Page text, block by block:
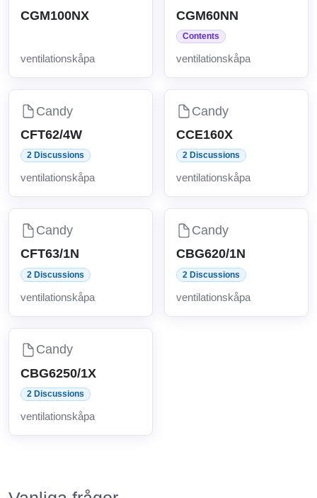
CGM100NX
ventilationskåpa
CGM60NN
Contents
ventilationskåpa
Candy
CFT62/4W
2 Discussions
ventilationskåpa
Candy
CCE160X
2 Discussions
ventilationskåpa
Candy
CFT63/1N
2 Discussions
ventilationskåpa
Candy
CBG620/1N
2 Discussions
ventilationskåpa
Candy
CBG6250/1X
2 Discussions
ventilationskåpa